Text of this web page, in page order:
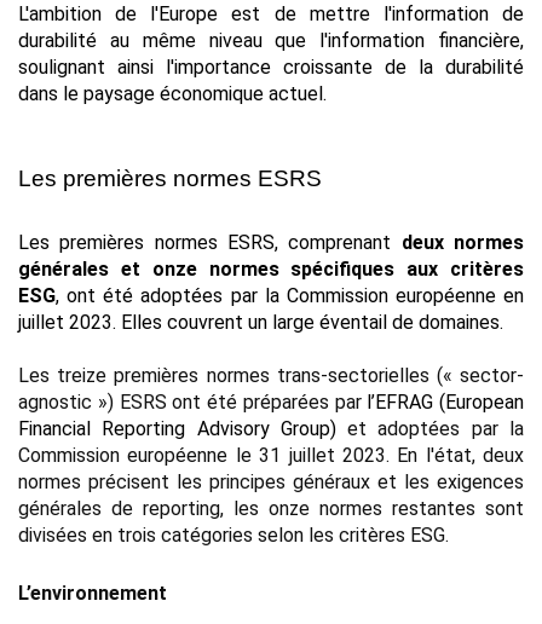
L'ambition de l'Europe est de mettre l'information de
durabilité au même niveau que l'information financière,
soulignant ainsi l'importance croissante de la durabilité
dans le paysage économique actuel.
Les premières normes ESRS
Les premières normes ESRS, comprenant deux normes
générales et onze normes spécifiques aux critères
ESG, ont été adoptées par la Commission européenne en
juillet 2023. Elles couvrent un large éventail de domaines.
Les treize premières normes trans-sectorielles (« sector-
agnostic ») ESRS ont été préparées par l’EFRAG (European
Financial Reporting Advisory Group) et adoptées par la
Commission européenne le 31 juillet 2023. En l'état, deux
normes précisent les principes généraux et les exigences
générales de reporting, les onze normes restantes sont
divisées en trois catégories selon les critères ESG.
L’environnement